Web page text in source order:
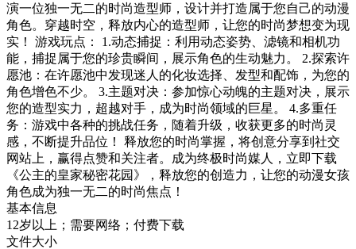
演一位独一无二的时尚造型师，设计并打造属于您自己的动漫
角色。穿越时空，释放内心的造型师，让您的时尚梦想变为现
实！ 游戏玩点： 1.动态捕捉：利用动态姿势、滤镜和相机功
能，捕捉属于您的珍贵瞬间，展示角色的生动魅力。 2.探索许
愿池：在许愿池中发现迷人的化妆选择、发型和配饰，为您的
角色增色不少。 3.主题对决：参加惊心动魄的主题对决，展示
您的造型实力，超越对手，成为时尚领域的巨星。 4.多重任
务：游戏中各种的挑战任务，随着升级，收获更多的时尚灵
感，不断提升品位！ 释放您的时尚掌握，将创意分享到社交
网站上，赢得点赞和关注者。成为终极时尚媒人，立即下载
《公主的皇家秘密花园》，释放您的创造力，让您的动漫女孩
角色成为独一无二的时尚焦点！
基本信息
12岁以上；需要网络；付费下载
文件大小